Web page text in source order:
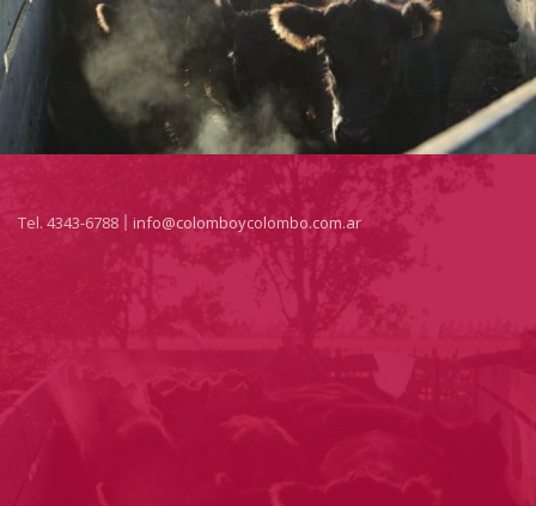
Tel. 4343-6788 info@colomboycolombo.com.ar